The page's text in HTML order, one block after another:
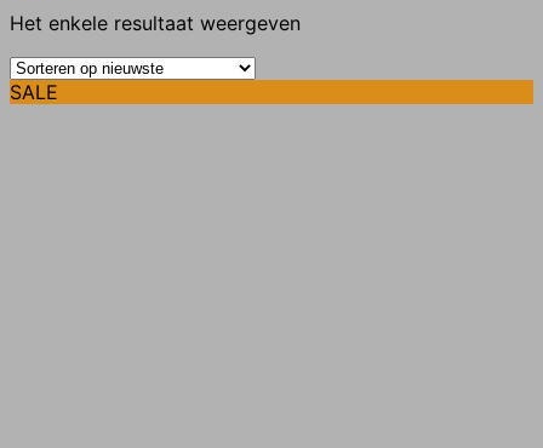
Het enkele resultaat weergeven
SALE